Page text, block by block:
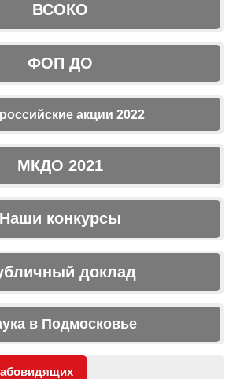
ВСОКО
ФОП ДО
акции 2022
МКДО 2021
Наши конкурсы
доклад
в Подмосковье